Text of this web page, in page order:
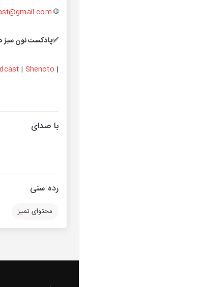
🌐
✅پادکست نون سبز
|
| Shenoto
با صدای
رده سنی
محتوای تمیز